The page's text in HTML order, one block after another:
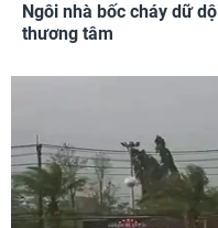
Ngôi nhà bốc cháy dữ
thương tâm